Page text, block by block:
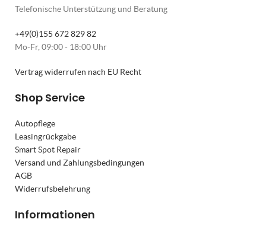
Telefonische Unterstützung und Beratung
+49(0)155 672 829 82
Mo-Fr, 09:00 - 18:00 Uhr
Vertrag widerrufen nach EU Recht
Shop Service
Autopflege
Leasingrückgabe
Smart Spot Repair
Versand und Zahlungsbedingungen
AGB
Widerrufsbelehrung
Informationen